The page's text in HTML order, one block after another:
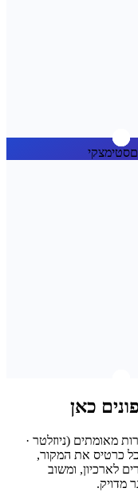
סטימצקי
כאן
מאומתים (ניוזלטר ·
כרטיס את המקור,
לארכיון, ומשוב
מדויק.